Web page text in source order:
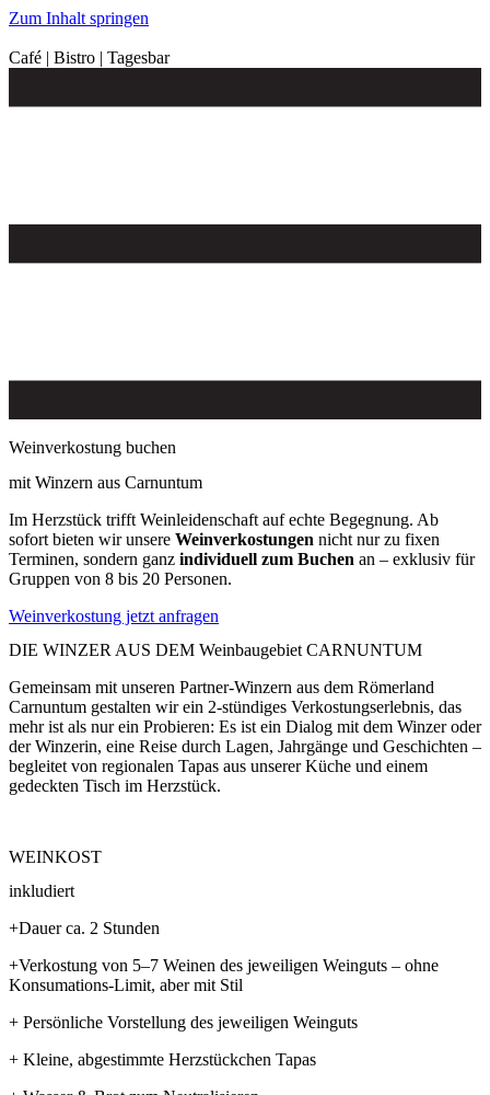
Zum Inhalt springen
Café | Bistro | Tagesbar
Weinverkostung buchen
mit Winzern aus Carnuntum
Im Herzstück trifft Weinleidenschaft auf echte Begegnung. Ab
sofort bieten wir unsere Weinverkostungen nicht nur zu fixen
Terminen, sondern ganz individuell zum Buchen an – exklusiv für
Gruppen von 8 bis 20 Personen.
Weinverkostung jetzt anfragen
DIE WINZER AUS DEM Weinbaugebiet CARNUNTUM
Gemeinsam mit unseren Partner-Winzern aus dem Römerland
Carnuntum gestalten wir ein 2-stündiges Verkostungserlebnis, das
mehr ist als nur ein Probieren: Es ist ein Dialog mit dem Winzer oder
der Winzerin, eine Reise durch Lagen, Jahrgänge und Geschichten –
begleitet von regionalen Tapas aus unserer Küche und einem
gedeckten Tisch im Herzstück.
WEINKOST
inkludiert
+Dauer ca. 2 Stunden
+Verkostung von 5–7 Weinen des jeweiligen Weinguts – ohne
Konsumations-Limit, aber mit Stil
+ Persönliche Vorstellung des jeweiligen Weinguts
+ Kleine, abgestimmte Herzstückchen Tapas